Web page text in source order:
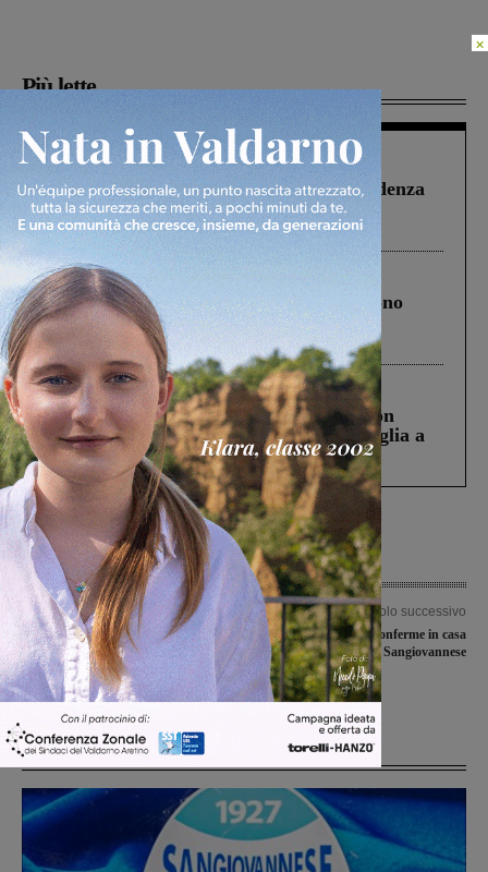
Più lette
Figline Incisa Valdarno 1 Agosto 2026
Piscina di Figline finanziata oltre la scadenza
Pnrr, il gruppo di Fratelli d’Italia: “Un
ringraziamento al Governo”
Cronaca 4 Agosto 2026
Un anno fa la strage in A1 in cui morirono
Gianni, Giulia e Franco. Lo schianto, il
processo, lo stop ai sorpassi fra tir....
Cronaca 3 Agosto 2026
Scomparso da una struttura di Castiglion
Fiorentino l’uomo che aveva ucciso la figlia a
Levane nel 2020
Articolo precedente
Variante SR69: aperto il viadotto
Poggilupi. Problemi in via di
risoluzione per l’ultimo tratto in via
Urbinese
Articolo successivo
Prime conferme in casa
Sangiovannese
Ultime Notizie
×